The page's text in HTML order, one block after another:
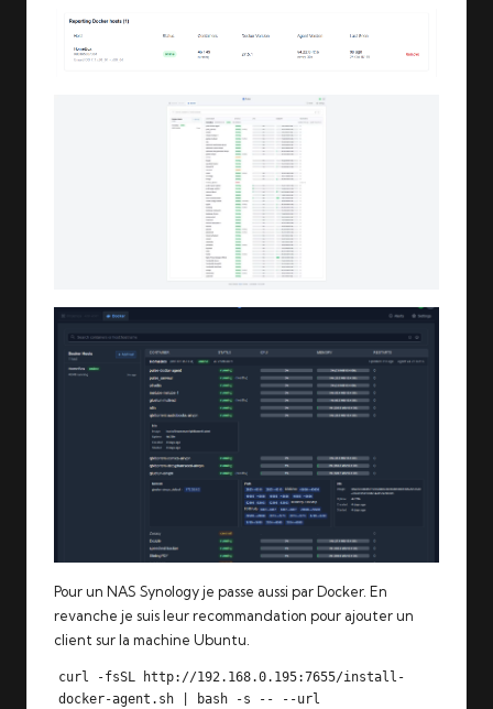
Pour un NAS Synology je passe aussi par Docker. En
revanche je suis leur recommandation pour ajouter un
client sur la machine Ubuntu.
curl -fsSL http://192.168.0.195:7655/install-
docker-agent.sh | bash -s -- --url